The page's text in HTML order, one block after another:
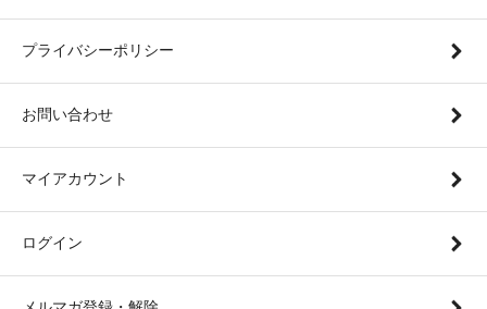
プライバシーポリシー
お問い合わせ
マイアカウント
ログイン